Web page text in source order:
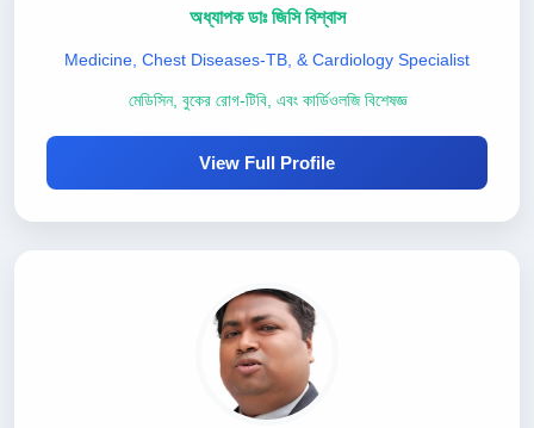
অধ্যাপক ডাঃ জিসি বিশ্বাস
Medicine, Chest Diseases-TB, & Cardiology Specialist
মেডিসিন, বুকের রোগ-টিবি, এবং কার্ডিওলজি বিশেষজ্ঞ
View Full Profile